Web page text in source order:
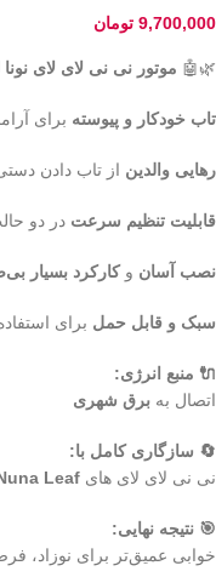
9,700,000 تومان
🌿🤖 موتور نی نی لای لای نونا
تاب خودکار و پیوسته برای
رهایی والدین از تاب دادن
قابلیت تنظیم سرعت در دو
نصب آسان وکارکرد بسیار
سبک و قابل حمل برای
🔌 منبع انرژی:
اتصال به برق شهری
🔄 سازگاری کامل با:
نی نی لای لای های Leaf
🎯 نتیجه نهایی:
خوابی عمیق‌تر برای نوزاد،